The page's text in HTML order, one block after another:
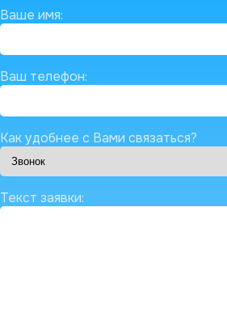
Ваше имя:
Ваш телефон:
Как удобнее с Вами связаться?
Текст заявки: